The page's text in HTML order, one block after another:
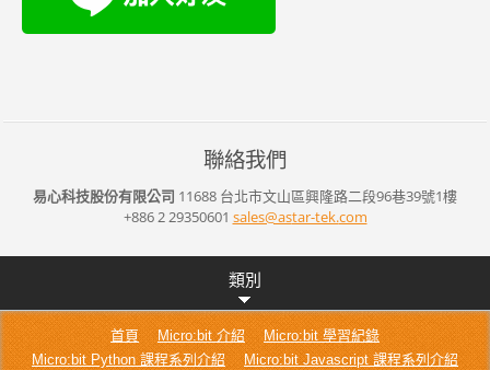
聯絡我們
易心科技股份有限公司 11688 台北市文山區興隆路二段96巷39號1樓
+886 2 29350601 sales@astar-tek.com
類別
首頁 Micro:bit 介紹
Micro:bit 學習紀錄
Micro:bit Python 課程系列介紹
Micro:bit Javascript 課程系列介紹